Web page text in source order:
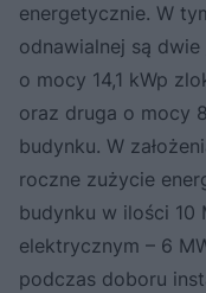
energetycznie. W
odnawialnej są dwie
o mocy 14,1 kWp
oraz druga o mocy
budynku. W
roczne zużycie
budynku w ilości 10
elektrycznym – 6
podczas doboru